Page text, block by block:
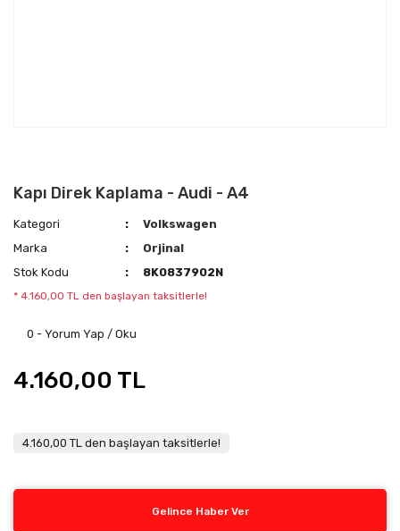
Kapı Direk Kaplama - Audi - A4
Kategori
Volkswagen
Marka
Orjinal
Stok Kodu
8K0837902N
* 4.160,00 TL den başlayan taksitlerle!
0 - Yorum Yap / Oku
4.160,00 TL
4.160,00 TL den başlayan taksitlerle!
Gelince Haber Ver